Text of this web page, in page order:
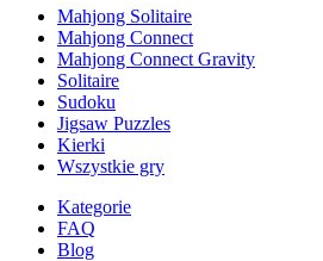
Mahjong Solitaire
Mahjong Connect
Mahjong Connect Gravity
Solitaire
Sudoku
Jigsaw Puzzles
Kierki
Wszystkie gry
Kategorie
FAQ
Blog